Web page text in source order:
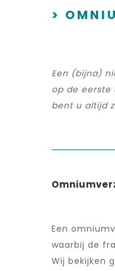
>
Een (bijna)
op de eerste
bent u altijd
Een
waarbij de
Wij bekijken